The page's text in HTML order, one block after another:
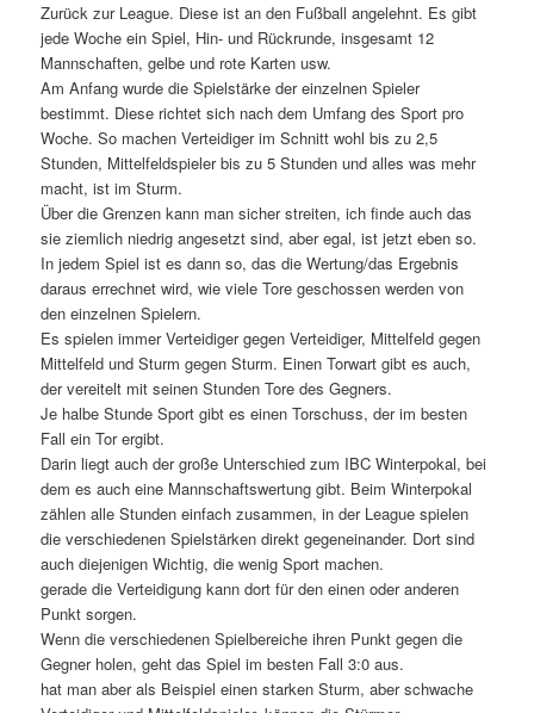
Zurück zur League. Diese ist an den Fußball angelehnt. Es gibt
jede Woche ein Spiel, Hin- und Rückrunde, insgesamt 12
Mannschaften, gelbe und rote Karten usw.
Am Anfang wurde die Spielstärke der einzelnen Spieler
bestimmt. Diese richtet sich nach dem Umfang des Sport pro
Woche. So machen Verteidiger im Schnitt wohl bis zu 2,5
Stunden, Mittelfeldspieler bis zu 5 Stunden und alles was mehr
macht, ist im Sturm.
Über die Grenzen kann man sicher streiten, ich finde auch das
sie ziemlich niedrig angesetzt sind, aber egal, ist jetzt eben so.
In jedem Spiel ist es dann so, das die Wertung/das Ergebnis
daraus errechnet wird, wie viele Tore geschossen werden von
den einzelnen Spielern.
Es spielen immer Verteidiger gegen Verteidiger, Mittelfeld gegen
Mittelfeld und Sturm gegen Sturm. Einen Torwart gibt es auch,
der vereitelt mit seinen Stunden Tore des Gegners.
Je halbe Stunde Sport gibt es einen Torschuss, der im besten
Fall ein Tor ergibt.
Darin liegt auch der große Unterschied zum IBC Winterpokal, bei
dem es auch eine Mannschaftswertung gibt. Beim Winterpokal
zählen alle Stunden einfach zusammen, in der League spielen
die verschiedenen Spielstärken direkt gegeneinander. Dort sind
auch diejenigen Wichtig, die wenig Sport machen.
gerade die Verteidigung kann dort für den einen oder anderen
Punkt sorgen.
Wenn die verschiedenen Spielbereiche ihren Punkt gegen die
Gegner holen, geht das Spiel im besten Fall 3:0 aus.
hat man aber als Beispiel einen starken Sturm, aber schwache